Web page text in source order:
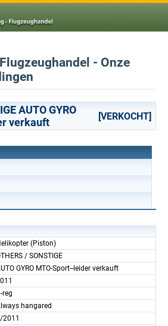
- Onze
AUTO GYRO
verkauft
[VERKOCHT]
(Piston)
/ SONSTIGE
GYRO MTO-Sport--leider verkauft
reg
hangared
2011